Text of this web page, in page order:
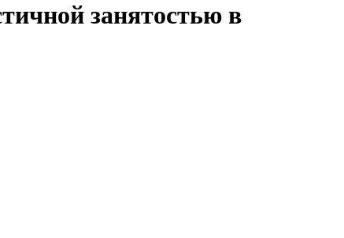
занятостью в